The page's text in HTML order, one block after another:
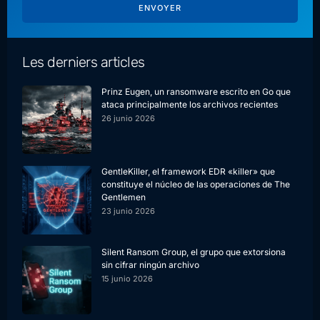
ENVOYER
Les derniers articles
Prinz Eugen, un ransomware escrito en Go que
ataca principalmente los archivos recientes
26 junio 2026
GentleKiller, el framework EDR «killer» que
constituye el núcleo de las operaciones de The
Gentlemen
23 junio 2026
Silent Ransom Group, el grupo que extorsiona
sin cifrar ningún archivo
15 junio 2026